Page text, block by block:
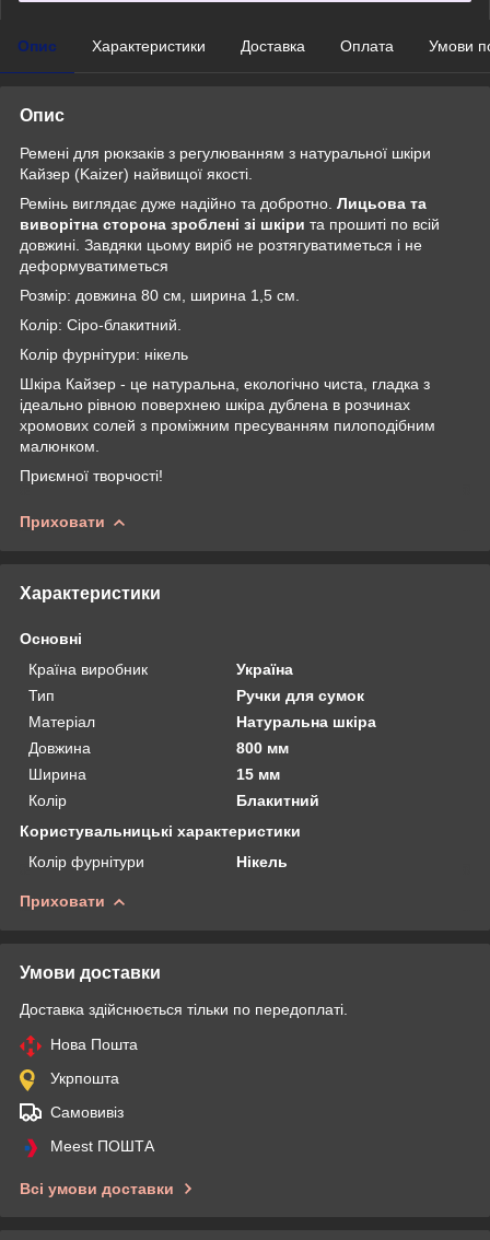
Опис Характеристики Доставка Оплата Умови
Опис
Ремені для рюкзаків з регулюванням з натуральної шкіри
Кайзер (Kaizer) найвищої якості.
Ремінь виглядає дуже надійно та добротно. Лицьова та
виворітна сторона зроблені зі шкіри та прошиті по всій
довжині. Завдяки цьому виріб не розтягуватиметься і не
деформуватиметься
Розмір: довжина 80 см, ширина 1,5 см.
Колір: Сіро-блакитний.
Колір фурнітури: нікель
Шкіра Кайзер - це натуральна, екологічно чиста, гладка з
ідеально рівною поверхнею шкіра дублена в розчинах
хромових солей з проміжним пресуванням пилоподібним
малюнком.
Приємної творчості!
Приховати
Характеристики
Основні
Країна виробник
Україна
Тип
Ручки для сумок
Матеріал
Натуральна шкіра
Довжина
800 мм
Ширина
15 мм
Колір
Блакитний
Користувальницькі характеристики
Колір фурнітури
Нікель
Приховати
Умови доставки
Доставка здійснюється тільки по передоплаті.
Нова Пошта
Укрпошта
Самовивіз
Meest ПОШТА
Всі умови доставки